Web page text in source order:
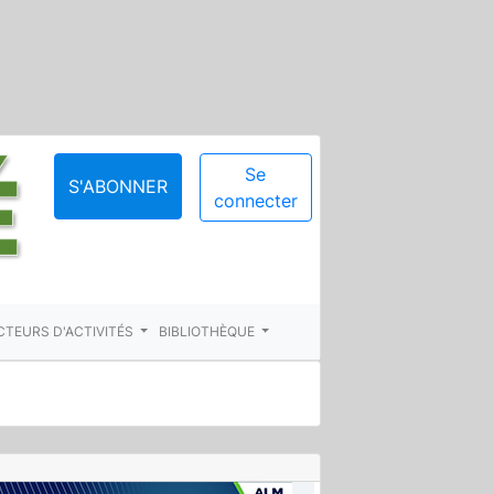
S'ABONNER
Se
connecter
D'ACTIVITÉS BIBLIOTHÈQUE